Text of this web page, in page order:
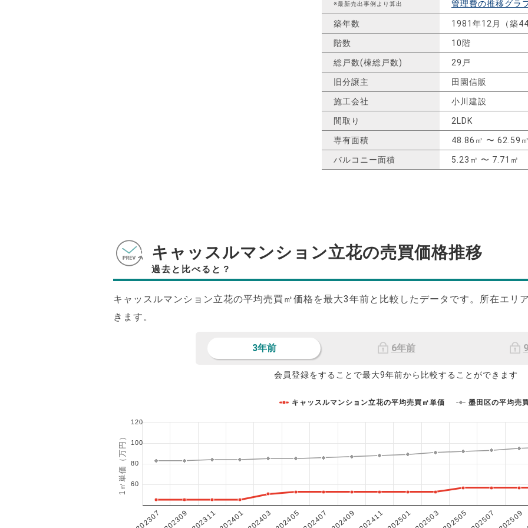
※最新売出事例より算出
管理費の推移グラ
築年数 1981年12月（築44
階数 10階
総戸数(棟総戸数) 29戸
旧分譲主 田園信販
施工会社 小川建設
間取り 2LDK
専有面積 48.86㎡ 〜 62.59㎡
バルコニー面積 5.23㎡ 〜 7.71㎡
キャッスルマンション立花の売買価格推移
過去と比べると？
キャッスルマンション立花の平均売買㎡価格を最大3年前と比較したデータです。所在エリ
きます。
3年前 6年前
会員登録をすることで最大9年前から比較することができます
1㎡単価（万円）
キャッスルマンション立花の平均売買㎡単価 墨田区の平均売
202307 202309 202311202401202403 202405202407 202409 202411202501202503202505 202507 202509
60
80
100
120